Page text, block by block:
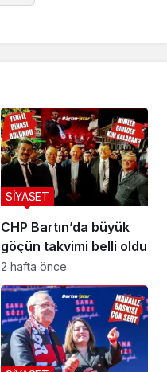
CHP Bartın’da büyük
göçün takvimi belli oldu
SİYASET
2 hafta önce